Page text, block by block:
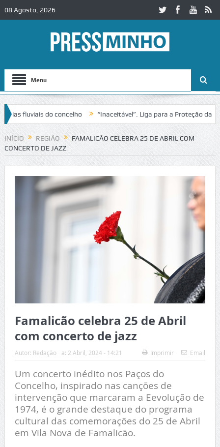
08 Agosto, 2026
Menu
do concelho “Inaceitável”. Liga para a Proteção da
INÍCIO REGIÃO
FAMALICÃO CELEBRA 25 DE ABRIL COM
CONCERTO DE JAZZ
Famalicão celebra 25 de Abril
com concerto de jazz
Autor: Redação a: 2 Abril, 2024 - 14:21 Imprimir Email
Um concerto inédito nos Paços do
Concelho, inspirado nas canções de
intervenção que marcaram a Eevolução de
1974, é o grande destaque do programa
cultural das comemorações do 25 de Abril
em Vila Nova de Famalicão.